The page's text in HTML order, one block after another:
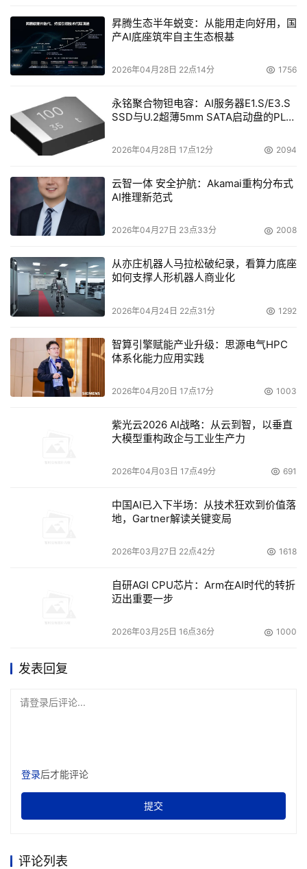
更新，并以氚云连接ERP系统，取代了供应商管理中繁琐的
Excel填写流程，为上下游供应商管理降本增效。“数字化应
该深入到企业管理和业务发展当中，提升协同的深度，实现
北
安
医
药
团
限
公
司
周
武汉久安药业有限公司是另一家省级专精特新“小巨人”，自
2018年起借助钉钉开启传统办公模式向数字化转型的探
索。如今武汉久安不仅将全国销售网络搬上钉钉，而且把自
监测、预警分析、设备巡检等。“未来我们将基于钉钉，逐
力应对未来不确定的市场。”湖北久安医药集团有限公司CIO
本次峰会上，钉钉还推出了一系列面向武汉中小企业的专项
普惠支持，包括推出“1+N”数字化产品服务包，以及钉钉专
业版、 Teambition产品等免费试用、买赠权益等。
本文来源于DOIT传媒，文章内容仅供参考，不构成投资建议。
昇腾生态半年蜕变：从能用走向好用，国
产AI底座筑牢自主生态根基
2026年04月28日 22点14分 1756
永铭聚合物钽电容：AI服务器E1.S/E3.S
SSD与U.2超薄5mm SATA启动盘的PLP
2026年04月28日 17点12分 2094
云智一体 安全护航：Akamai重构分布式
AI推理新范式
2026年04月27日 23点33分 2008
从亦庄机器人马拉松破纪录，看算力底座
如何支撑人形机器人商业化
2026年04月24日 22点31分 1292
智算引擎赋能产业升级：思源电气HPC
体系化能力应用实践
2026年04月20日 17点17分 1003
紫光云2026 AI战略：从云到智，以垂直
大模型重构政企与工业生产力
2026年04月03日 17点49分 691
中国AI已入下半场：从技术狂欢到价值落
地，Gartner解读关键变局
2026年03月27日 22点42分 1618
自研AGI CPU芯片：Arm在AI时代的转折
迈出重要一步
2026年03月25日 16点36分 1000
发表回复
请登录后评论...
登录后才能评论
提交
评论列表